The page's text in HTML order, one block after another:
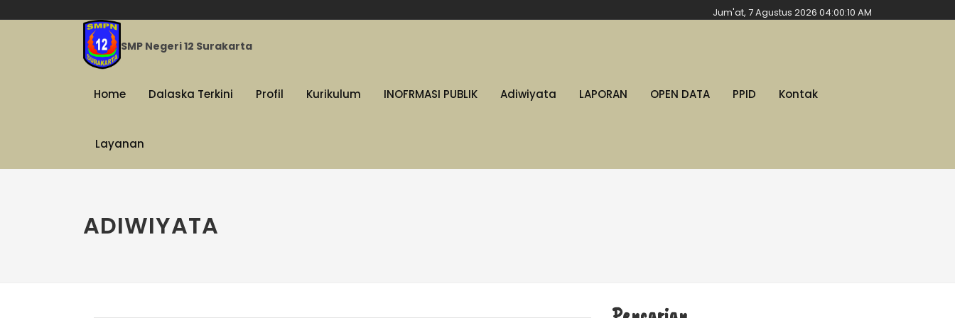
Jum'at, 7 Agustus 2026 04:00:11 AM
SMP Negeri 12 Surakarta
Home Dalaska Terkini Profil Kurikulum INOFRMASI PUBLIK Adiwiyata LAPORAN OPEN DATA PPID Kontak
Layanan
ADIWIYATA